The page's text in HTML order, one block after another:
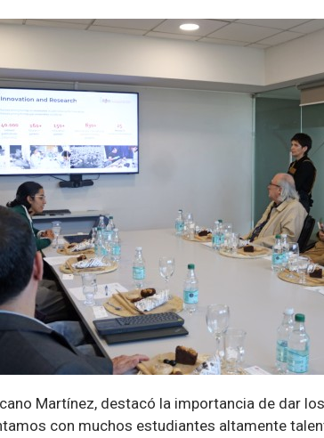
Martínez, destacó la importancia de dar
con muchos estudiantes altamente